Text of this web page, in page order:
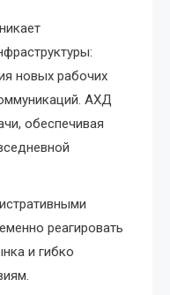
новых рабочих
АХД
обеспечивая
реагировать
и гибко